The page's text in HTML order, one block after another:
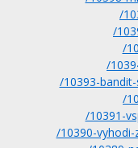
/
/
/
/
/10393-
/
/10391-
/10390-